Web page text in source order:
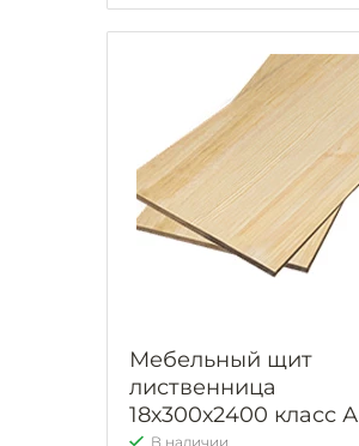
Мебельный щит
лиственница
18х300х2400 класс А
В наличии